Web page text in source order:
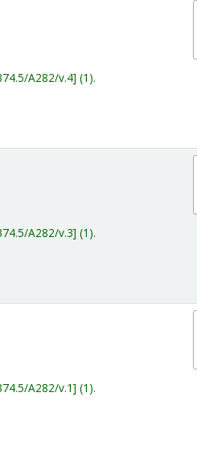
A282/v.4 (1).
A282/v.3 (1).
A282/v.1 (1).